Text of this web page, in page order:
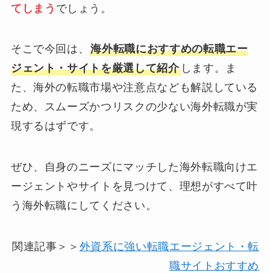
てしまう でしょう。
そこで今回は、海外転職におすすめの転職エー
ジェント・サイトを厳選して紹介します。ま
た、海外の転職市場や注意点なども解説している
ため、スムーズかつリスクの少ない海外転職が実
現するはずです。
ぜひ、自身のニーズにマッチした海外転職向けエ
ージェントやサイトを見つけて、理想がすべて叶
う海外転職にしてください。
関連記事＞＞ 外資系に強い転職エージェント・転
職サイトおすすめ